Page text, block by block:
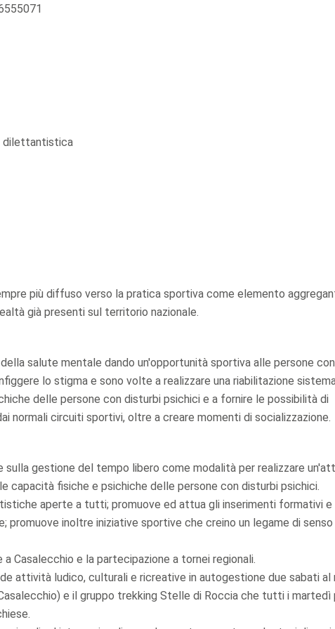
dilettantistica
più diffuso verso la pratica sportiva come elemento
già presenti sul territorio nazionale.
salute mentale dando un'opportunità sportiva alle persone con
lo stigma e sono volte a realizzare una riabilitazione
delle persone con disturbi psichici e a fornire le possibilità di
normali circuiti sportivi, oltre a creare momenti di socializzazione.
gestione del tempo libero come modalità per realizzare
capacità fisiche e psichiche delle persone con disturbi psichici.
aperte a tutti; promuove ed attua gli inserimenti formativi e
promuove inoltre iniziative sportive che creino un legame di
Casalecchio e la partecipazione a tornei regionali.
attività ludico, culturali e ricreative in autogestione due sabati al
e il gruppo trekking Stelle di Roccia che tutti i martedì